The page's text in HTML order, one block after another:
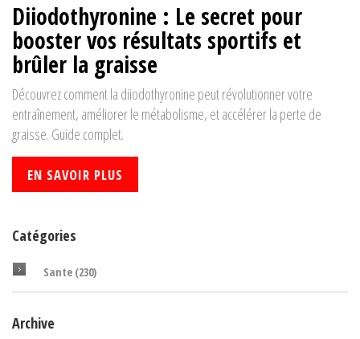
Diiodothyronine : Le secret pour
booster vos résultats sportifs et
brûler la graisse
Découvrez comment la diiodothyronine peut révolutionner votre
entraînement, améliorer le métabolisme, et accélérer la perte de
graisse. Guide complet.
EN SAVOIR PLUS
Catégories
Sante (230)
Archive